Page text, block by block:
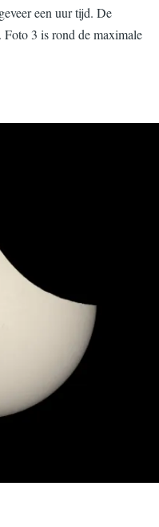
een uur tijd. De
Foto 3 is rond de maximale